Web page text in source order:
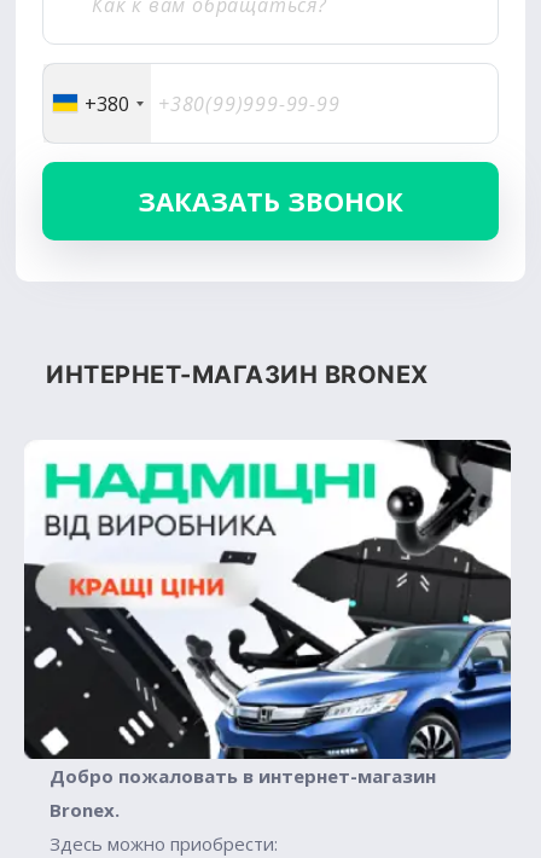
+380
ИНТЕРНЕТ-МАГАЗИН BRONEX
Добро пожаловать в интернет-магазин
Вronex.
Здесь можно приобрести: